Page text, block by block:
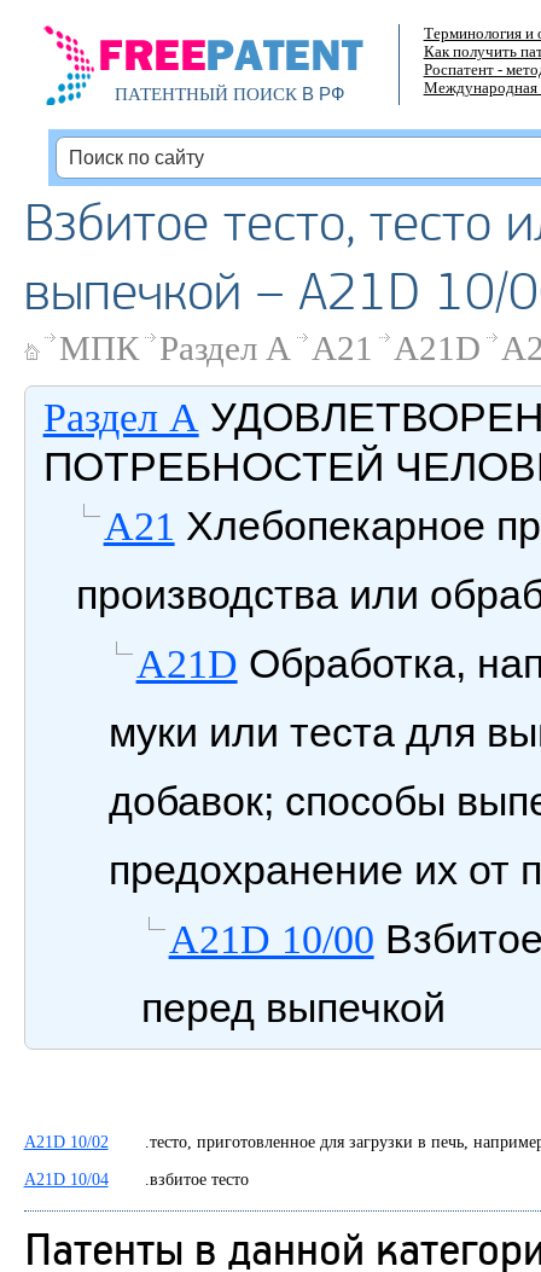
ПАТЕНТНЫЙ ПОИСКВ РФ
Терминология и
Как получить
Роспатент -
Международная
Взбитое тесто, тесто
выпечкой – A21D 10/
МПК Раздел A A21 A21D
Раздел A
ПОТРЕБНОСТЕЙ
A21 Хлебопекарное
производства или
A21D Обработка,
муки или теста для
добавок; способы
предохранение их от
A21D 10/00
перед выпечкой
A21D 10/02 .тесто, приготовленное для загрузки в печь,
A21D 10/04 .взбитое тесто
Патенты в данной